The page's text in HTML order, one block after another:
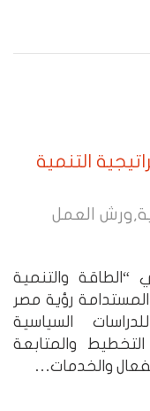
التنمية
, ورش العمل
والتنمية
المستدامة رؤية مصر
السياسية
التخطيط والمتابعة
والخدمات…